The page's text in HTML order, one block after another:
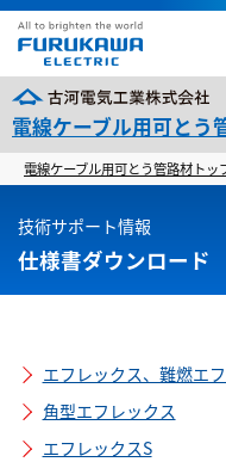
電線ケーブル用可とう
ソリューション
製品関連ムービー
電線ケーブル用可とう管路材トッ
技術サポート情報
仕様書ダウンロード
エフレックス、難燃エ
角型エフレックス
エフレックスS